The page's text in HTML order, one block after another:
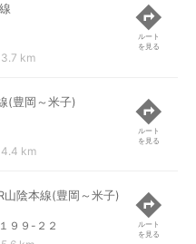
3.7 km
ルート
を見る
(豊岡～米子)
4.4 km
ルート
を見る
山陰本線(豊岡～米子)
９９-２２
ルート
を見る